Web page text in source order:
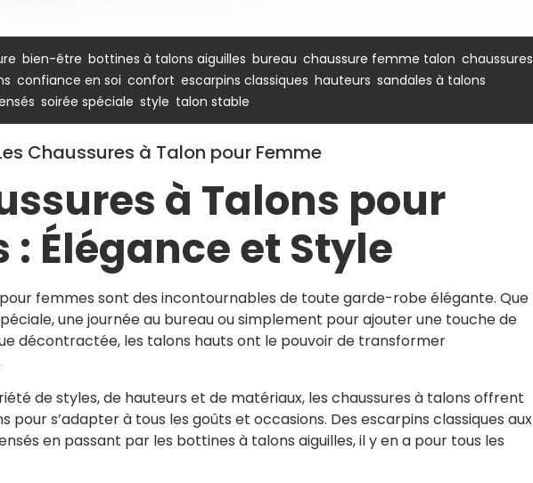
bien-être bottines à talons aiguilles bureau chaussure femme talon chaussures
confiance en soi confort escarpins classiques hauteurs sandales à talons
soirée spéciale style talon stable
Chaussures à Talon pour Femme
à Talons pour
: Élégance et Style
femmes sont des incontournables de toute garde-robe élégante. Que
une journée au bureau ou simplement pour ajouter une touche de
décontractée, les talons hauts ont le pouvoir de transformer
de styles, de hauteurs et de matériaux, les chaussures à talons offrent
pour s’adapter à tous les goûts et occasions. Des escarpins classiques aux
en passant par les bottines à talons aiguilles, il y en a pour tous les